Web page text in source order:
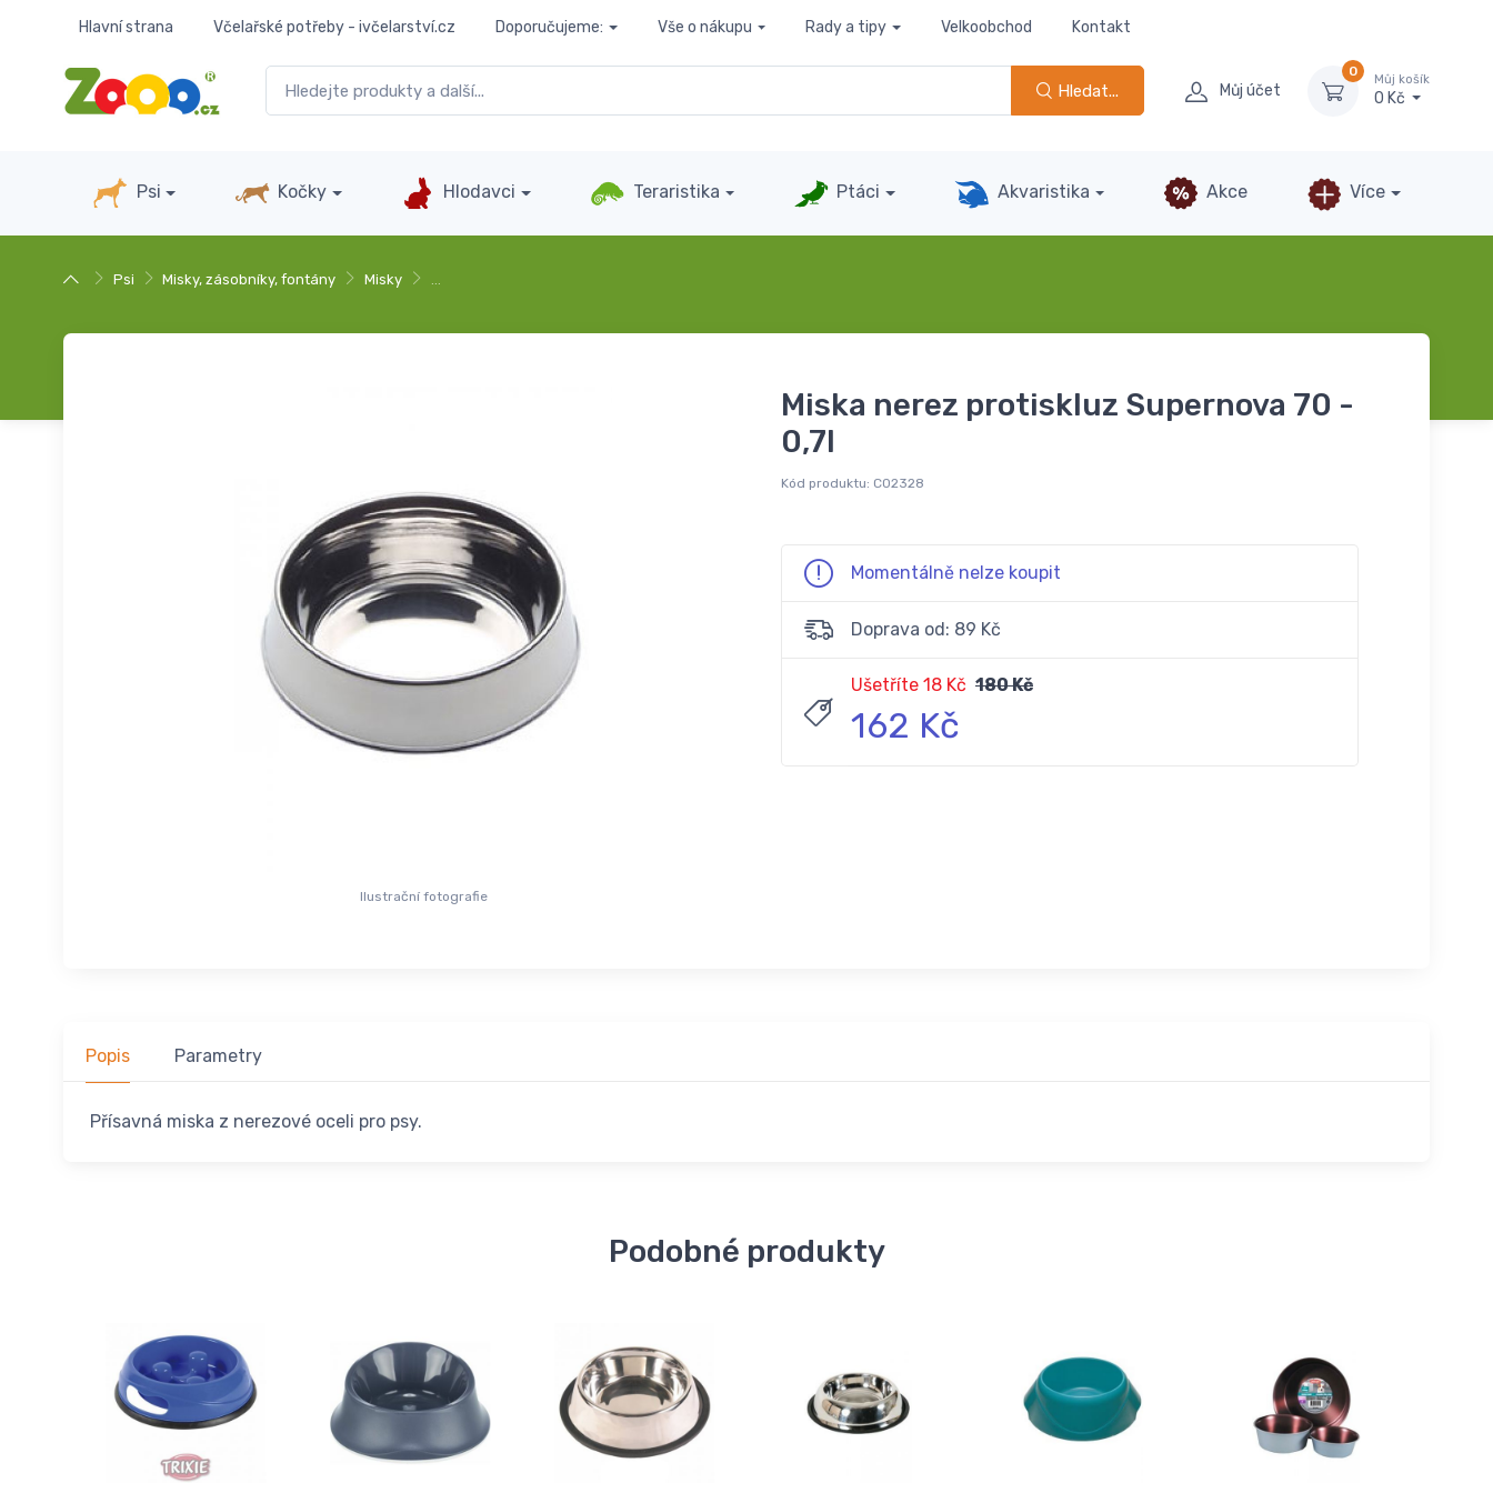
Hlavní strana Včelařské potřeby - ivčelarství.cz Doporučujeme: Vše o nákupu Rady a tipy Velkoobchod Kontakt
Hledat... Můj účet
0
Můj košík
0 Kč
Psi Kočky Hlodavci Teraristika Ptáci Akvaristika Akce Více
Psi Misky, zásobníky, fontány Misky …
Ilustrační fotografie
Miska nerez protiskluz Supernova 70 -
0,7l
Kód produktu: C02328
Momentálně nelze koupit
Doprava od: 89 Kč
Ušetříte 18 Kč 180 Kč
162 Kč
Popis Parametry
Přísavná miska z nerezové oceli pro psy.
Podobné produkty